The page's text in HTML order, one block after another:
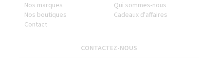
Nos marques
Qui sommes-nous
Nos boutiques
Cadeaux d'affaires
Contact
CONTACTEZ-NOUS